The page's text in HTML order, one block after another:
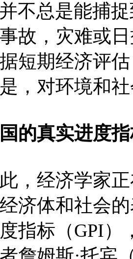
不总是能捕
故，灾难或
短期经济评
，对环境和
真实进度指
经济学家正
济体和社会
指标（GPI）